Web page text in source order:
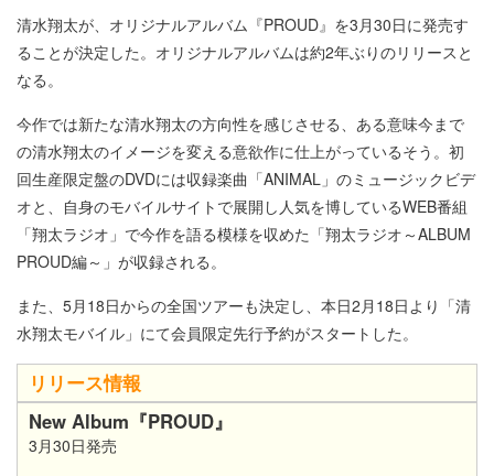
清水翔太が、オリジナルアルバム『PROUD』を3月30日に発売す
ることが決定した。オリジナルアルバムは約2年ぶりのリリースと
なる。
今作では新たな清水翔太の方向性を感じさせる、ある意味今まで
の清水翔太のイメージを変える意欲作に仕上がっているそう。初
回生産限定盤のDVDには収録楽曲「ANIMAL」のミュージックビデ
オと、自身のモバイルサイトで展開し人気を博しているWEB番組
「翔太ラジオ」で今作を語る模様を収めた「翔太ラジオ～ALBUM
PROUD編～」が収録される。
また、5月18日からの全国ツアーも決定し、本日2月18日より「清
水翔太モバイル」にて会員限定先行予約がスタートした。
リリース情報
New Album『PROUD』​
3月30日発売